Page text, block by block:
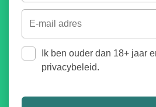
Ik ben ouder dan 18+ jaar
privacybeleid.